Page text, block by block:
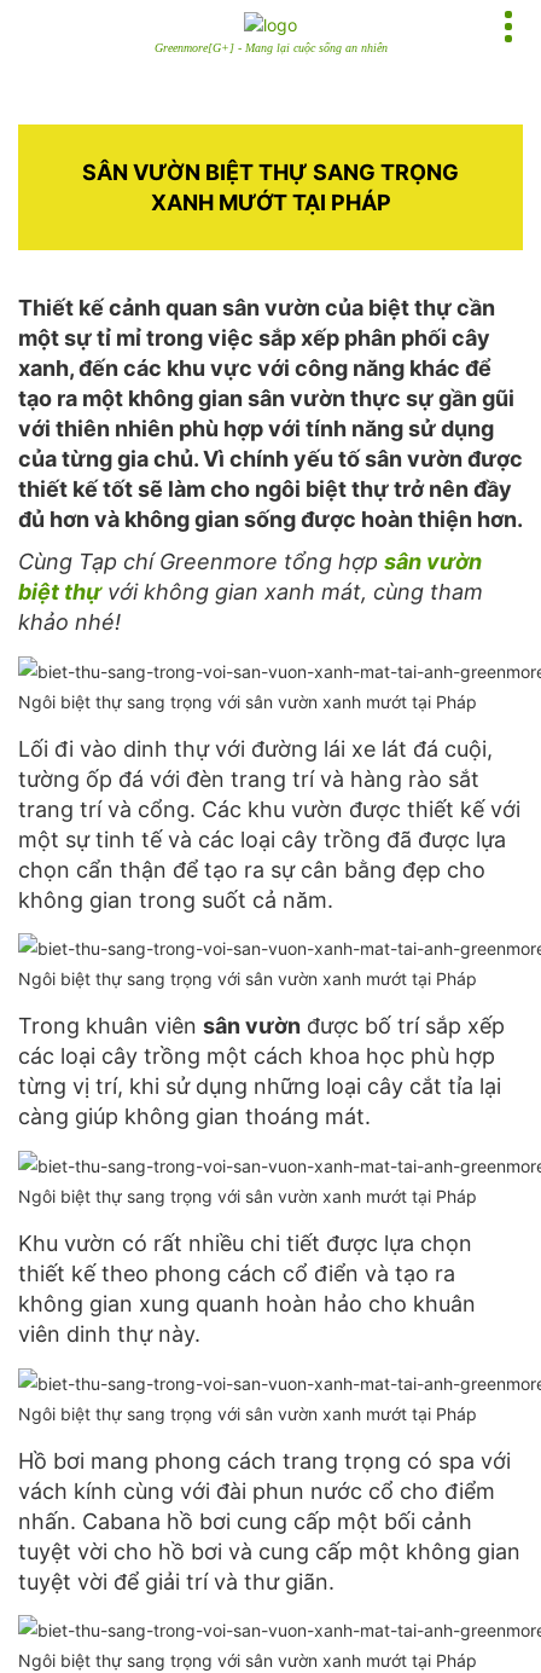
Greenmore[G+] - Mang lại cuộc sống an nhiên
SÂN VƯỜN BIỆT THỰ SANG TRỌNG
XANH MƯỚT TẠI PHÁP
Thiết kế cảnh quan sân vườn của biệt thự cần
một sự tỉ mỉ trong việc sắp xếp phân phối cây
xanh, đến các khu vực với công năng khác để
tạo ra một không gian sân vườn thực sự gần gũi
với thiên nhiên phù hợp với tính năng sử dụng
của từng gia chủ. Vì chính yếu tố sân vườn được
thiết kế tốt sẽ làm cho ngôi biệt thự trở nên đầy
đủ hơn và không gian sống được hoàn thiện hơn.
Cùng Tạp chí Greenmore tổng hợp sân vườn
biệt thựvới không gian xanh mát, cùng tham
khảo nhé!
Ngôi biệt thự sang trọng với sân vườn xanh mướt tại Pháp
Lối đi vào dinh thự với đường lái xe lát đá cuội,
tường ốp đá với đèn trang trí và hàng rào sắt
trang trí và cổng. Các khu vườn được thiết kế với
một sự tinh tế và các loại cây trồng đã được lựa
chọn cẩn thận để tạo ra sự cân bằng đẹp cho
không gian trong suốt cả năm.
Ngôi biệt thự sang trọng với sân vườn xanh mướt tại Pháp
Trong khuân viên sân vườn được bố trí sắp xếp
các loại cây trồng một cách khoa học phù hợp
từng vị trí, khi sử dụng những loại cây cắt tỉa lại
càng giúp không gian thoáng mát.
Ngôi biệt thự sang trọng với sân vườn xanh mướt tại Pháp
Khu vườn có rất nhiều chi tiết được lựa chọn
thiết kế theo phong cách cổ điển và tạo ra
không gian xung quanh hoàn hảo cho khuân
viên dinh thự này.
Ngôi biệt thự sang trọng với sân vườn xanh mướt tại Pháp
Hồ bơi mang phong cách trang trọng có spa với
vách kính cùng với đài phun nước cổ cho điểm
nhấn. Cabana hồ bơi cung cấp một bối cảnh
tuyệt vời cho hồ bơi và cung cấp một không gian
tuyệt vời để giải trí và thư giãn.
Ngôi biệt thự sang trọng với sân vườn xanh mướt tại Pháp